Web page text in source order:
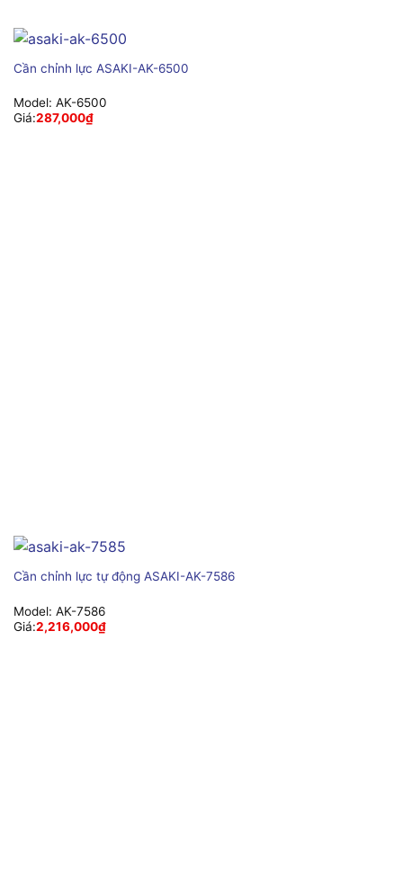
Cần chỉnh lực ASAKI-AK-6500
Model: AK-6500
Giá:287,000₫
Cần chỉnh lực tự động ASAKI-AK-7586
Model: AK-7586
Giá:2,216,000₫